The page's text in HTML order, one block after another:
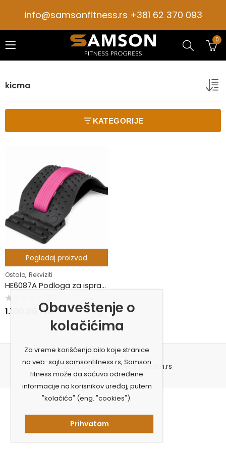
info@samsonfitness.rs +381 62 370 093
0
kicma
KATEGORIJE
Pogledaj proizvod
Ostalo, Rekviziti
HE6087A Podloga za ispravljanje kičme
sa
1.100,00rsd
© 2026 Samson fitness |seam.rs
Obaveštenje o
kolačićima
Za vreme korišćenja bilo koje stranice
na veb-sajtu samsonfitness.rs, Samson
fitness može da sačuva određene
informacije na korisnikov uređaj, putem
"kolačića" (eng. "cookies").
Prihvatam